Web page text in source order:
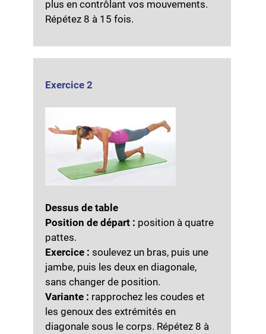
plus en contrôlant vos mouvements.
Répétez 8 à 15 fois.
Exercice 2
Dessus de table
Position de départ : position à quatre
pattes.
Exercice : soulevez un bras, puis une
jambe, puis les deux en diagonale,
sans changer de position.
Variante : rapprochez les coudes et
les genoux des extrémités en
diagonale sous le corps. Répétez 8 à